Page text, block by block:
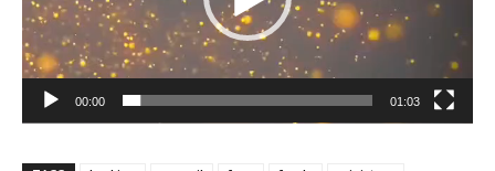
00:00 01:03